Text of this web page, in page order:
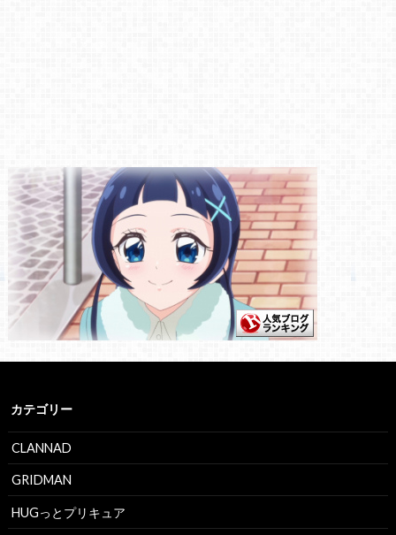
カテゴリー
CLANNAD
GRIDMAN
HUGっとプリキュア